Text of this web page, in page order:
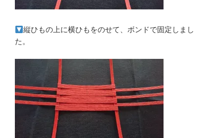
縦ひもの上に横ひもをのせて、ボンドで固定しまし
た。